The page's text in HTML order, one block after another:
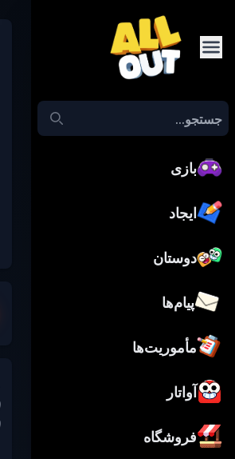
بازی
ایجاد
دوستان
پیام‌ها
مأموریت‌ها
آواتار
فروشگاه